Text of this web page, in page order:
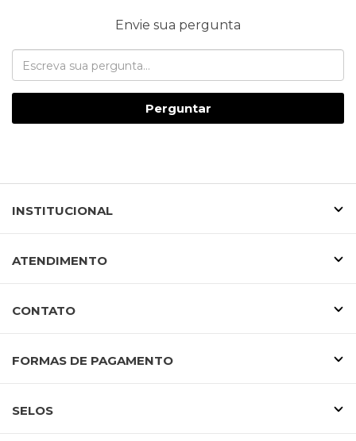
Envie sua pergunta
Perguntar
INSTITUCIONAL
ATENDIMENTO
CONTATO
FORMAS DE PAGAMENTO
SELOS